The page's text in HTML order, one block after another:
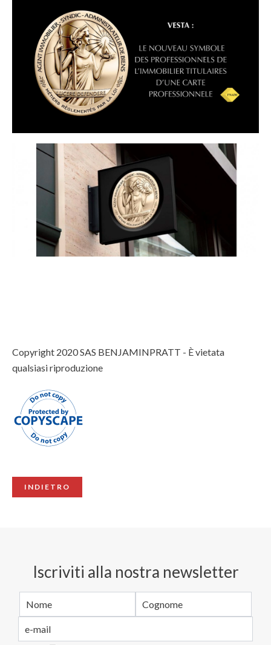
Copyright 2020 SAS BENJAMINPRATT - È vietata
qualsiasi riproduzione
INDIETRO
Iscriviti alla nostra newsletter